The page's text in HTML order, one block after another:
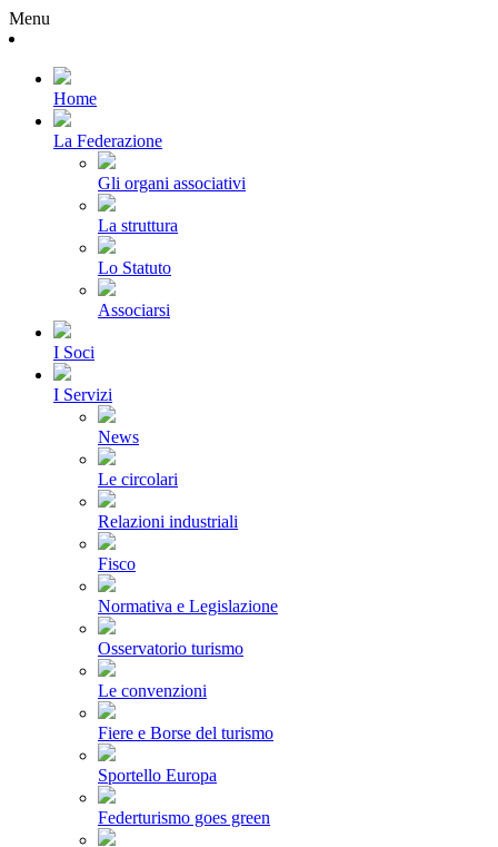
Menu
Home
La Federazione
Gli organi associativi
La struttura
Lo Statuto
Associarsi
I Soci
I Servizi
News
Le circolari
Relazioni industriali
Fisco
Normativa e Legislazione
Osservatorio turismo
Le convenzioni
Fiere e Borse del turismo
Sportello Europa
Federturismo goes green